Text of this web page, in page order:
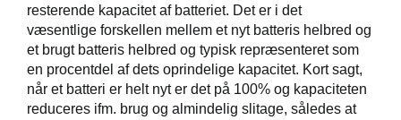
resterende kapacitet af batteriet. Det er i det
væsentlige forskellen mellem et nyt batteris helbred og
et brugt batteris helbred og typisk repræsenteret som
en procentdel af dets oprindelige kapacitet. Kort sagt,
når et batteri er helt nyt er det på 100% og kapaciteten
reduceres ifm. brug og almindelig slitage, således at